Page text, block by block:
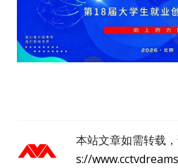
本站文章如需转载
s://